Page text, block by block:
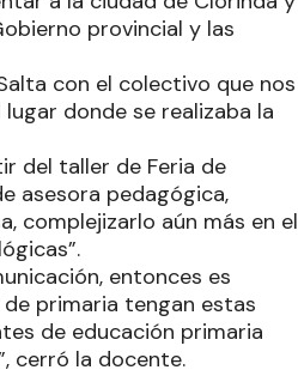
provincial y las
con el colectivo que nos
donde se realizaba la
del taller de Feria de
asesora pedagógica,
complejizarlo aún más en el
entonces es
primaria tengan estas
de educación primaria
cerró la docente.